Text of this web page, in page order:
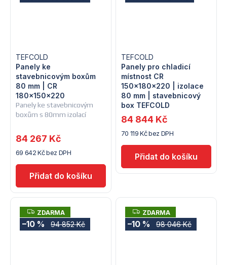
R
Panely ke stavebnicovým
boxům s 80mm izolací
Panely ke
stavebnicovým boxům
80 mm | CR
180x150x220
TEFCOLD
69 642 Kč bez DPH
84 267 Kč
R
Panely pro chladicí
místnost CR
150×180×220 | izolace
80 mm | stavebnicový
box TEFCOLD
TEFCOLD
70 119 Kč bez DPH
84 844 Kč
Z
D
A
R
ZDARMA
94 852 Kč
–10 %
Z
D
A
R
ZDARMA
98 046 Kč
–10 %